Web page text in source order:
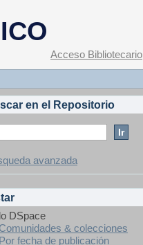
Acceso Bibliotecario
en el Repositorio
avanzada
DSpace
Comunidades & colecciones
Por fecha de publicación